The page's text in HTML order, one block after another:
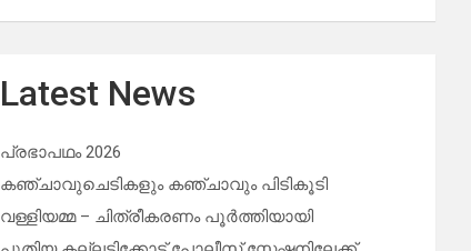
Latest News
പ്രഭാപഥം 2026
കഞ്ചാവുചെടികളും കഞ്ചാവും പിടികൂടി
വള്ളിയമ്മ – ചിത്രീകരണം പൂർത്തിയായി